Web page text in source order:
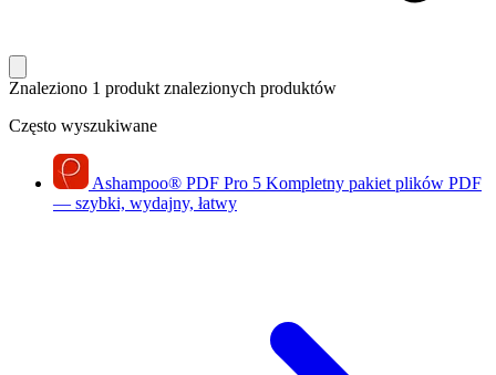
Znaleziono 1 produkt znalezionych produktów
Często wyszukiwane
Ashampoo® PDF Pro 5 Kompletny pakiet plików PDF
— szybki, wydajny, łatwy